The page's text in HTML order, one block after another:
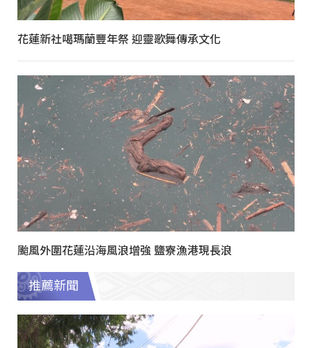
花蓮新社噶瑪蘭豐年祭 迎靈歌舞傳承文化
颱風外圍花蓮沿海風浪增強 鹽寮漁港現長浪
推薦新聞